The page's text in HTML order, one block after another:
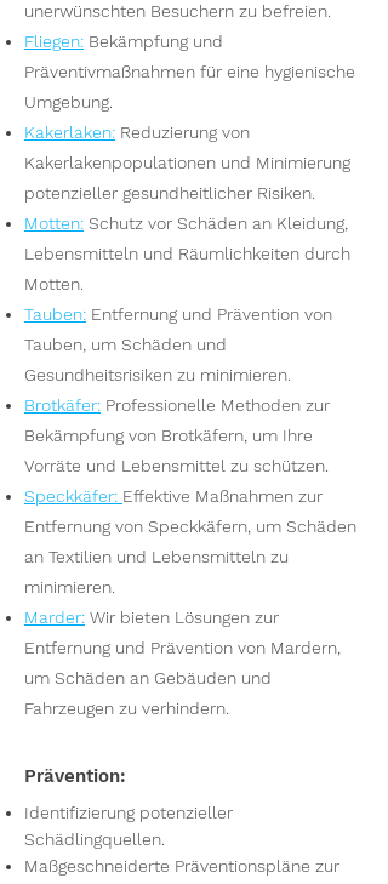
unerwünschten Besuchern zu befreien.
Fliegen: Bekämpfung und
Präventivmaßnahmen für eine hygienische
Umgebung.
Kakerlaken: Reduzierung von
Kakerlakenpopulationen und Minimierung
potenzieller gesundheitlicher Risiken.
Motten: Schutz vor Schäden an Kleidung,
Lebensmitteln und Räumlichkeiten durch
Motten.
Tauben: Entfernung und Prävention von
Tauben, um Schäden und
Gesundheitsrisiken zu minimieren.
Brotkäfer: Professionelle Methoden zur
Bekämpfung von Brotkäfern, um Ihre
Vorräte und Lebensmittel zu schützen.
Speckkäfer: Effektive Maßnahmen zur
Entfernung von Speckkäfern, um Schäden
an Textilien und Lebensmitteln zu
minimieren.
Marder: Wir bieten Lösungen zur
Entfernung und Prävention von Mardern,
um Schäden an Gebäuden und
Fahrzeugen zu verhindern.
Prävention:
Identifizierung potenzieller
Schädlingquellen.
Maßgeschneiderte Präventionspläne zur